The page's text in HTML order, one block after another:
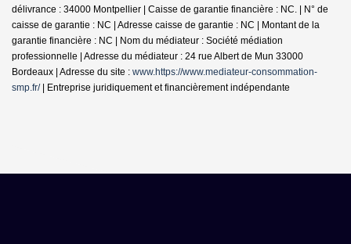
délivrance : 34000 Montpellier | Caisse de garantie financière : NC. | N° de
caisse de garantie : NC | Adresse caisse de garantie : NC | Montant de la
garantie financière : NC | Nom du médiateur : Société médiation
professionnelle | Adresse du médiateur : 24 rue Albert de Mun 33000
Bordeaux | Adresse du site : www.https://www.mediateur-consommation-
smp.fr/| Entreprise juridiquement et financièrement indépendante